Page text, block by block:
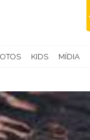
KIDS MÍDIA